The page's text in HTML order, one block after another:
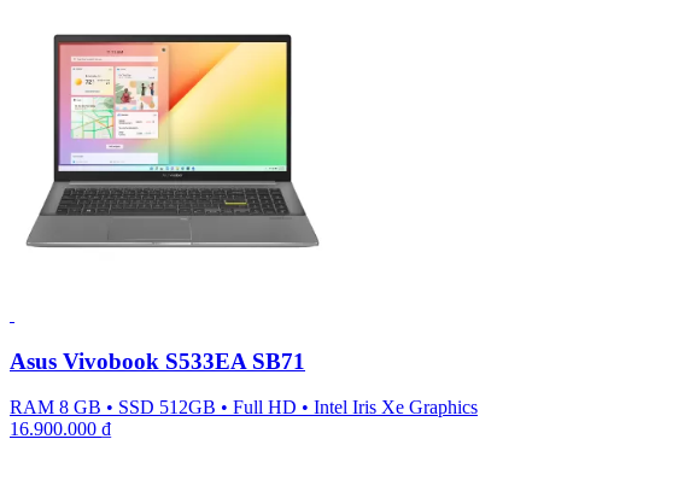
Asus Vivobook S533EA SB71
RAM 8 GB • SSD 512GB • Full HD • Intel Iris Xe Graphics
16.900.000 ₫